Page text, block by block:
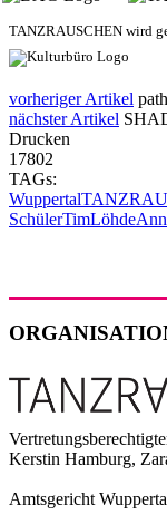
TANZRAUSCHEN wird
vorheriger Artikel
nächster Artikel
Drucken
17802
TAGs:
Wuppertal
SchülerTimLöhde
Kerstin Hamburg,
Amtsgericht